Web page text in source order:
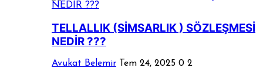
TELLALLIK (SİMSARLIK ) SÖZLEŞMESİ
NEDİR ???
Avukat Belemir Tem 24, 2025 0 2